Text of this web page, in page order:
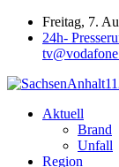
Freitag, 7.
24h-
Aktuell
Brand
Unfall
Region